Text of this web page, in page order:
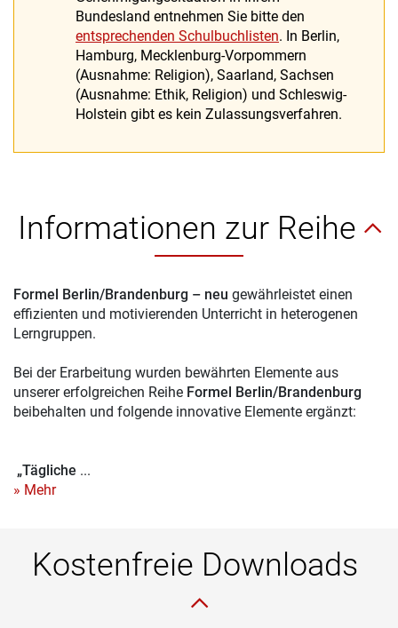
Bundesland entnehmen Sie bitte den
entsprechenden Schulbuchlisten. In Berlin,
Hamburg, Mecklenburg-Vorpommern
(Ausnahme: Religion), Saarland, Sachsen
(Ausnahme: Ethik, Religion) und Schleswig-
Holstein gibt es kein Zulassungsverfahren.
Informationen zur Reihe
Formel Berlin/Brandenburg – neu gewährleistet einen
effizienten und motivierenden Unterricht in heterogenen
Lerngruppen.
Bei der Erarbeitung wurden bewährten Elemente aus
unserer erfolgreichen Reihe Formel Berlin/Brandenburg
beibehalten und folgende innovative Elemente ergänzt:
„Tägliche ...
» Mehr
Kostenfreie Downloads